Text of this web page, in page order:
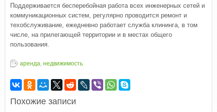
Поддерживается бесперебойная работа всех инженерных сетей и
коммуникационных систем, регулярно проводится ремонт и
техобслуживание, ежедневно работает служба клининга, в том
числе, на прилегающей территории и в местах общего
пользования.
аренда недвижимость
Похожие записи